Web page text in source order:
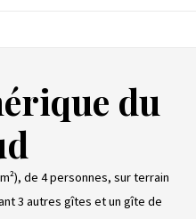
du
de 4 personnes, sur terrain
3 autres gîtes et un gîte de